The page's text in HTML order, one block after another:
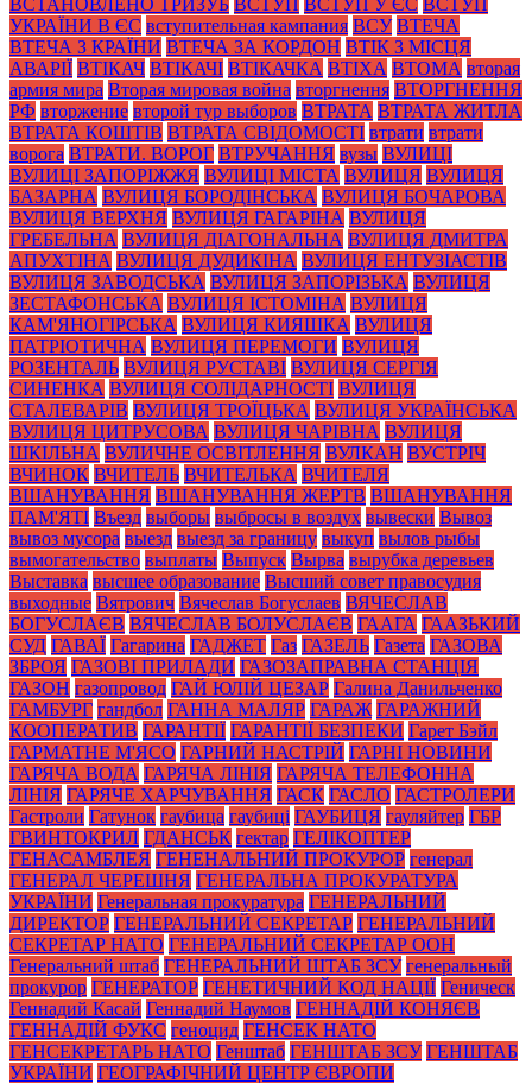
УКРАЇНИ В ЄС вступительная кампания ВСУ ВТЕЧА
ВТЕЧА З КРАЇНИ ВТЕЧА ЗА КОРДОН ВТІК З МІСЦЯ
АВАРІЇ ВТІКАЧ ВТІКАЧІ ВТІКАЧКА ВТІХА ВТОМА вторая
армия мира Вторая мировая война вторгнення ВТОРГНЕННЯ
РФ вторжение второй тур выборов ВТРАТА ВТРАТА ЖИТЛА
ВТРАТА КОШТІВ ВТРАТА СВІДОМОСТІ втрати втрати
ворога ВТРАТИ. ВОРОГ ВТРУЧАННЯ вузы ВУЛИЦІ
ВУЛИЦІ ЗАПОРІЖЖЯ ВУЛИЦІ МІСТА ВУЛИЦЯ ВУЛИЦЯ
БАЗАРНА ВУЛИЦЯ БОРОДІНСЬКА ВУЛИЦЯ БОЧАРОВА
ВУЛИЦЯ ВЕРХНЯ ВУЛИЦЯ ГАГАРІНА ВУЛИЦЯ
ГРЕБЕЛЬНА ВУЛИЦЯ ДІАГОНАЛЬНА ВУЛИЦЯ ДМИТРА
АПУХТІНА ВУЛИЦЯ ДУДИКІНА ВУЛИЦЯ ЕНТУЗІАСТІВ
ВУЛИЦЯ ЗАВОДСЬКА ВУЛИЦЯ ЗАПОРІЗЬКА ВУЛИЦЯ
ЗЕСТАФОНСЬКА ВУЛИЦЯ ІСТОМІНА ВУЛИЦЯ
КАМ'ЯНОГІРСЬКА ВУЛИЦЯ КИЯШКА ВУЛИЦЯ
ПАТРІОТИЧНА ВУЛИЦЯ ПЕРЕМОГИ ВУЛИЦЯ
РОЗЕНТАЛЬ ВУЛИЦЯ РУСТАВІ ВУЛИЦЯ СЕРГІЯ
СИНЕНКА ВУЛИЦЯ СОЛІДАРНОСТІ ВУЛИЦЯ
СТАЛЕВАРІВ ВУЛИЦЯ ТРОЇЦЬКА ВУЛИЦЯ УКРАЇНСЬКА
ВУЛИЦЯ ЦИТРУСОВА ВУЛИЦЯ ЧАРІВНА ВУЛИЦЯ
ШКІЛЬНА ВУЛИЧНЕ ОСВІТЛЕННЯ ВУЛКАН ВУСТРІЧ
ВЧИНОК ВЧИТЕЛЬ ВЧИТЕЛЬКА ВЧИТЕЛЯ
ВШАНУВАННЯ ВШАНУВАННЯ ЖЕРТВ ВШАНУВАННЯ
ПАМ'ЯТІ Въезд выборы выбросы в воздух вывески Вывоз
вывоз мусора выезд выезд за границу выкуп вылов рыбы
вымогательство выплаты Выпуск Вырва вырубка деревьев
Выставка высшее образование Высший совет правосудия
выходные Вятрович Вячеслав Богуслаев ВЯЧЕСЛАВ
БОГУСЛАЄВ ВЯЧЕСЛАВ БОЛУСЛАЄВ ГААГА ГААЗЬКИЙ
СУД ГАВАЇ Гагарина ГАДЖЕТ Газ ГАЗЕЛЬ Газета ГАЗОВА
ЗБРОЯ ГАЗОВІ ПРИЛАДИ ГАЗОЗАПРАВНА СТАНЦІЯ
ГАЗОН газопровод ГАЙ ЮЛІЙ ЦЕЗАР Галина Данильченко
ГАМБУРГ гандбол ГАННА МАЛЯР ГАРАЖ ГАРАЖНИЙ
КООПЕРАТИВ ГАРАНТІЇ ГАРАНТІЇ БЕЗПЕКИ Гарет Бэйл
ГАРМАТНЕ М'ЯСО ГАРНИЙ НАСТРІЙ ГАРНІ НОВИНИ
ГАРЯЧА ВОДА ГАРЯЧА ЛІНІЯ ГАРЯЧА ТЕЛЕФОННА
ЛІНІЯ ГАРЯЧЕ ХАРЧУВАННЯ ГАСК ГАСЛО ГАСТРОЛЕРИ
Гастроли Гатунок гаубица гаубиці ГАУБИЦЯ гауляйтер ГБР
ГВИНТОКРИЛ ГДАНСЬК гектар ГЕЛІКОПТЕР
ГЕНАСАМБЛЕЯ ГЕНЕНАЛЬНИЙ ПРОКУРОР генерал
ГЕНЕРАЛ ЧЕРЕШНЯ ГЕНЕРАЛЬНА ПРОКУРАТУРА
УКРАЇНИ Генеральная прокуратура ГЕНЕРАЛЬНИЙ
ДИРЕКТОР ГЕНЕРАЛЬНИЙ СЕКРЕТАР ГЕНЕРАЛЬНИЙ
СЕКРЕТАР НАТО ГЕНЕРАЛЬНИЙ СЕКРЕТАР ООН
Генеральний штаб ГЕНЕРАЛЬНИЙ ШТАБ ЗСУ генеральный
прокурор ГЕНЕРАТОР ГЕНЕТИЧНИЙ КОД НАЦІЇ Геническ
Геннадий Касай Геннадий Наумов ГЕННАДІЙ КОНЯЄВ
ГЕННАДІЙ ФУКС геноцид ГЕНСЕК НАТО
ГЕНСЕКРЕТАРЬ НАТО Генштаб ГЕНШТАБ ЗСУ ГЕНШТАБ
УКРАЇНИ ГЕОГРАФІЧНИЙ ЦЕНТР ЄВРОПИ